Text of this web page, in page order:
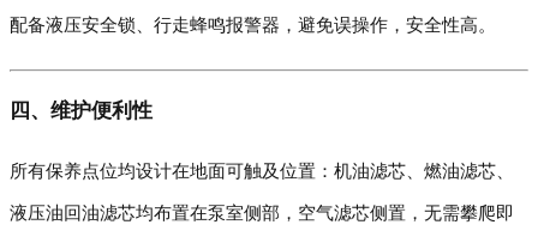
配备液压安全锁、行走蜂鸣报警器，避免误操作，安全性高。
四、维护便利性
所有保养点位均设计在地面可触及位置：机油滤芯、燃油滤芯、
液压油回油滤芯均布置在泵室侧部，空气滤芯侧置，无需攀爬即